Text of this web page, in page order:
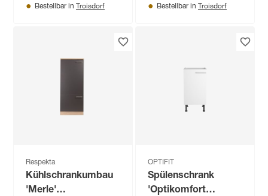
Bestellbar in Troisdorf
Bestellbar in Troisdorf
Respekta
Kühlschrankumbau
'Merle'
OPTIFIT
Spülenschrank
'Optikomfort